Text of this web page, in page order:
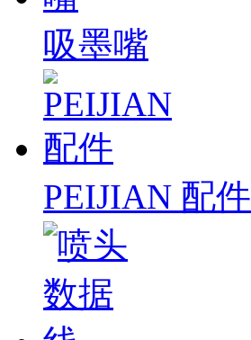
吸墨嘴
PEIJIAN 配件